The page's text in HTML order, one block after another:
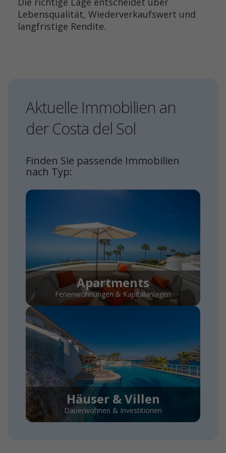
Lebensqualität, Wiederverkaufswert und
langfristige Rendite.
Aktuelle Immobilien an
der Costa del Sol
Finden Sie passende Immobilien
nach Typ:
Apartments
Ferienwohnungen & Kapitalanlagen
Häuser & Villen
Dauerwohnen & Investitionen